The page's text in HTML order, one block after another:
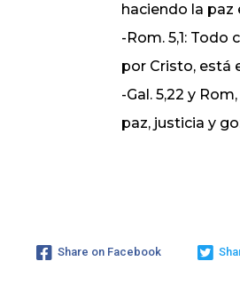
haciendo la paz
-Rom. 5,1: Todo
por Cristo, está
-Gal. 5,22 y
paz, justicia y
Share on Facebook